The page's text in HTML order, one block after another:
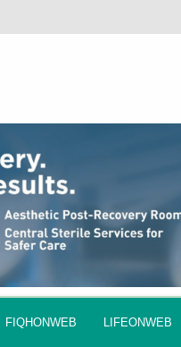
FIQHONWEB LIFEONWEB